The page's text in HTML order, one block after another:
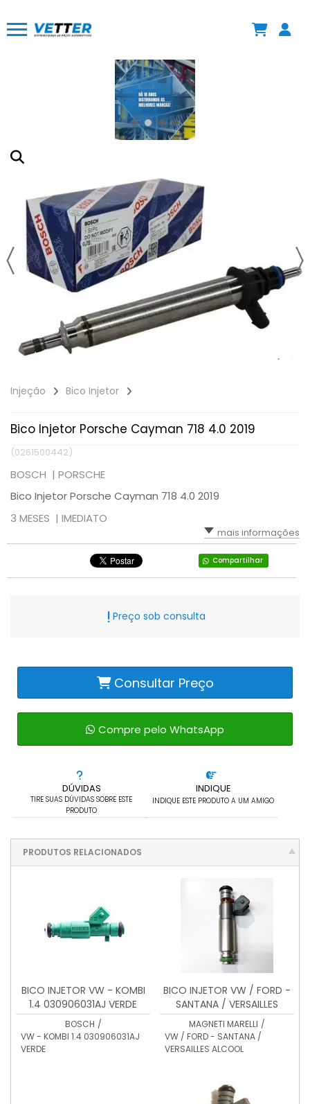
Injeção Bico Injetor
Bico Injetor Porsche Cayman 718 4.0 2019
(0261500442)
BOSCH | PORSCHE
Bico Injetor Porsche Cayman 718 4.0 2019
3 MESES | IMEDIATO
mais informações
Compartilhar
DÚVIDAS
TIRE SUAS DÚVIDAS SOBRE ESTE
PRODUTO
INDIQUE
INDIQUE ESTE PRODUTO A UM AMIGO
Preço sob consulta
Consultar Preço
Compre pelo WhatsApp
PRODUTOS RELACIONADOS
BICO INJETOR VW - KOMBI
1.4 030906031AJ VERDE
0280157109
BOSCH /
VW - KOMBI 1.4 030906031AJ
VERDE
BICO INJETOR VW / FORD -
SANTANA / VERSAILLES
ALCOOL IW330G
MAGNETI MARELLI /
VW / FORD - SANTANA /
VERSAILLES ALCOOL